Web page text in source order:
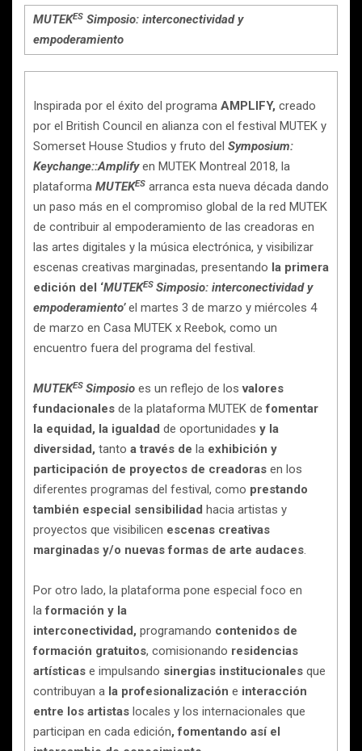
MUTEKES Simposio: interconectividad y
empoderamiento
Inspirada por el éxito del programa AMPLIFY, creado
por el British Council en alianza con el festival MUTEK y
Somerset House Studios y fruto del Symposium:
Keychange::Amplify en MUTEK Montreal 2018, la
plataforma MUTEKES arranca esta nueva década dando
un paso más en el compromiso global de la red MUTEK
de contribuir al empoderamiento de las creadoras en
las artes digitales y la música electrónica, y visibilizar
escenas creativas marginadas, presentando la primera
edición del ‘MUTEKES Simposio: interconectividad y
empoderamiento’el martes 3 de marzo y miércoles 4
de marzo en Casa MUTEK x Reebok, como un
encuentro fuera del programa del festival.
MUTEKES Simposio es un reflejo de losvalores
fundacionales de la plataforma MUTEK de fomentar
la equidad, la igualdad de oportunidades y la
diversidad, tanto a través de la exhibición y
participación de proyectos de creadoras en los
diferentes programas del festival, como prestando
también especial sensibilidad hacia artistas y
proyectos que visibilicen escenas creativas
marginadas y/o nuevas formas de arte audaces.
Por otro lado, la plataforma pone especial foco en
laformación y la
interconectividad, programando contenidos de
formación gratuitos, comisionando residencias
artísticas e impulsando sinergias institucionales que
contribuyan a la profesionalización e interacción
entre los artistas locales y los internacionales que
participan en cada edición, fomentando así el